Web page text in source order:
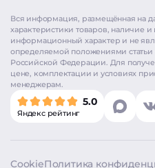
Вся информация, размещённая на
характеристики товаров, наличие
информационный характер и не
определяемой положениями статьи
Российской Федерации. Для
цене, комплектации и условиях
менеджерам.
5.0
Яндекс рейтинг
CookieПолитика
Мы используем
работы сайта. Продолжая
соглашаетесь на
«Согласен», вы также